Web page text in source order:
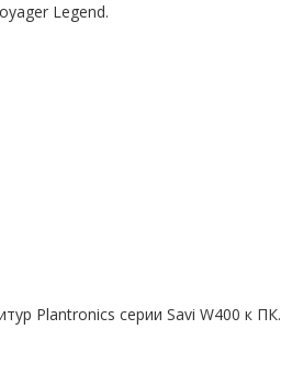
Legend.
Plantronics серии Savi W400 к ПК.